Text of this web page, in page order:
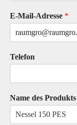
E-Mail-Adresse *
Telefon
Name des Produkts